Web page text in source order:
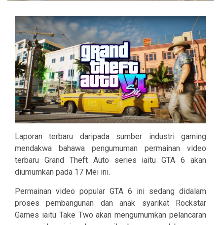
Laporan terbaru daripada sumber industri gaming
mendakwa bahawa pengumuman permainan video
terbaru Grand Theft Auto series iaitu GTA 6 akan
diumumkan pada 17 Mei ini.
Permainan video popular GTA 6 ini sedang didalam
proses pembangunan dan anak syarikat Rockstar
Games iaitu Take Two akan mengumumkan pelancaran